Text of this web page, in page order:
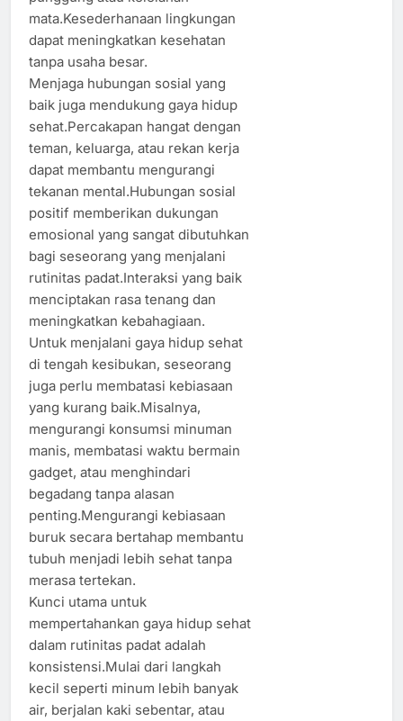
mata.Kesederhanaan lingkungan
dapat meningkatkan kesehatan
tanpa usaha besar.
Menjaga hubungan sosial yang
baik juga mendukung gaya hidup
sehat.Percakapan hangat dengan
teman, keluarga, atau rekan kerja
dapat membantu mengurangi
tekanan mental.Hubungan sosial
positif memberikan dukungan
emosional yang sangat dibutuhkan
bagi seseorang yang menjalani
rutinitas padat.Interaksi yang baik
menciptakan rasa tenang dan
meningkatkan kebahagiaan.
Untuk menjalani gaya hidup sehat
di tengah kesibukan, seseorang
juga perlu membatasi kebiasaan
yang kurang baik.Misalnya,
mengurangi konsumsi minuman
manis, membatasi waktu bermain
gadget, atau menghindari
begadang tanpa alasan
penting.Mengurangi kebiasaan
buruk secara bertahap membantu
tubuh menjadi lebih sehat tanpa
merasa tertekan.
Kunci utama untuk
mempertahankan gaya hidup sehat
dalam rutinitas padat adalah
konsistensi.Mulai dari langkah
kecil seperti minum lebih banyak
air, berjalan kaki sebentar, atau